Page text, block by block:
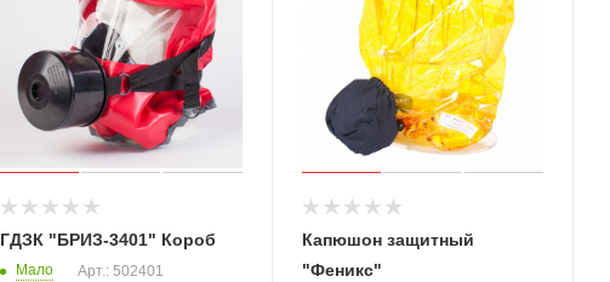
ГДЗК "БРИЗ-3401" Короб
Мало Арт.: 502401
Капюшон защитный
"Феникс"